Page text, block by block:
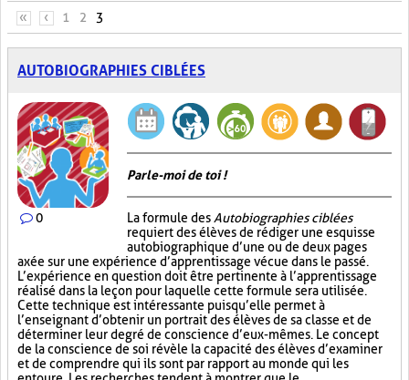
PAGES
« ‹ 1 2 3
AUTOBIOGRAPHIES CIBLÉES
0
Parle-moi de toi !
La formule des Autobiographies ciblées
requiert des élèves de rédiger une esquisse
autobiographique d’une ou de deux pages
axée sur une expérience d’apprentissage vécue dans le passé.
L’expérience en question doit être pertinente à l’apprentissage
réalisé dans la leçon pour laquelle cette formule sera utilisée.
Cette technique est intéressante puisqu’elle permet à
l’enseignant d’obtenir un portrait des élèves de sa classe et de
déterminer leur degré de conscience d’eux-mêmes. Le concept
de la conscience de soi révèle la capacité des élèves d’examiner
et de comprendre qui ils sont par rapport au monde qui les